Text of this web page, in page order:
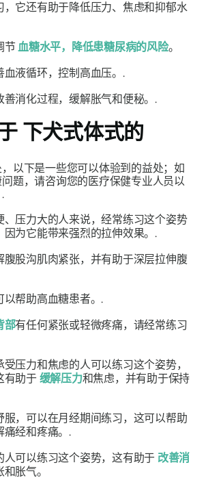
，它还有助于降低压力、焦虑和抑郁水
节血糖水平，降低患糖尿病的风险。
血液循环，控制高血压。.
善消化过程，缓解胀气和便秘。.
下犬式体式的
以下是一些您可以体验到的益处；如
题，请咨询您的医疗保健专业人员以
、压力大的人来说，经常练习这个姿势
因为它能带来强烈的拉伸效果。.
腹股沟肌肉紧张，并有助于深层拉伸腹
以帮助高血糖患者。.
部有任何紧张或轻微疼痛，请经常练习
受压力和焦虑的人可以练习这个姿势，
有助于 缓解压力和焦虑，并有助于保持
服，可以在月经期间练习，这可以帮助
痛经和疼痛。.
人可以练习这个姿势，这有助于 改善消
胀气。